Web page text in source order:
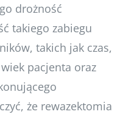
drożność
takiego zabiegu
takich jak czas,
pacjenta oraz
że rewazektomia